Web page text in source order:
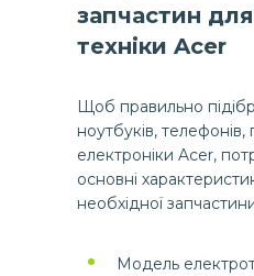
запчастин
техніки Acer
Щоб правильно
ноутбуків, телефонів,
електроніки Acer,
основні
необхідної
Модель